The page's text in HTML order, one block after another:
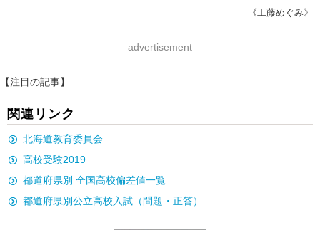
《工藤めぐみ》
advertisement
【注目の記事】
関連リンク
北海道教育委員会
高校受験2019
都道府県別 全国高校偏差値一覧
都道府県別公立高校入試（問題・正答）